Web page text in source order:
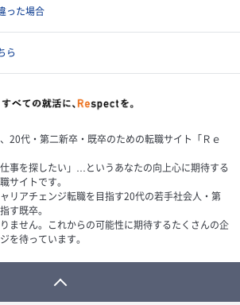
った場合
ら
20代・第二新卒・既卒のための転職サイト「Ｒｅ
仕事を探したい」…というあなたの向上心に期待する
サイトです。
リアチェンジ転職を目指す20代の若手社会人・第
す既卒。
ません。これからの可能性に期待するたくさんの企
を待っています。